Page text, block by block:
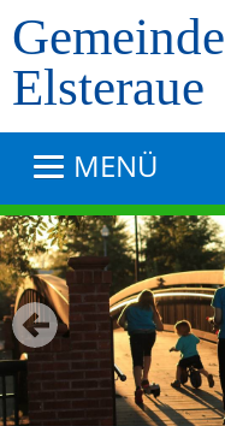
Gemeinde
Elsteraue
MENÜ